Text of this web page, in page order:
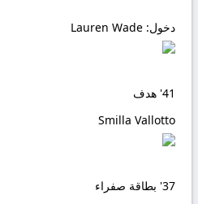
دخول:
41' هدف
Smilla Vallotto
37' بطاقة صفراء